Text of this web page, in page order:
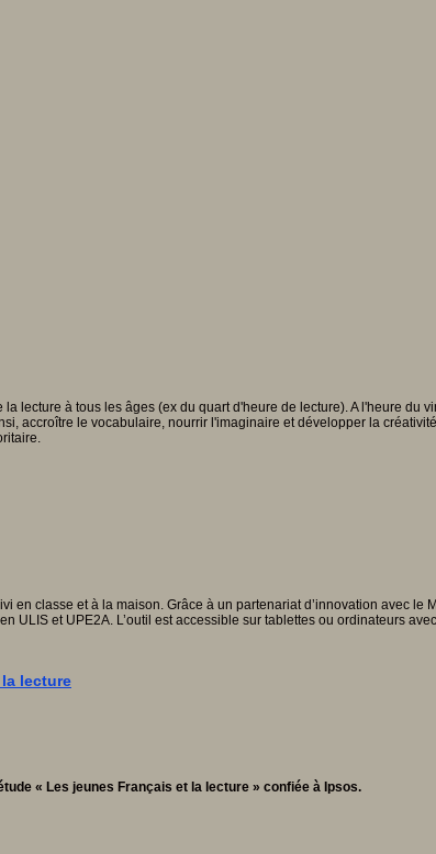
lecture à tous les âges (ex du quart d'heure de lecture). A l'heure du
accroître le vocabulaire, nourrir l'imaginaire et développer la
classe et à la maison. Grâce à un partenariat d’innovation avec
et UPE2A. L’outil est accessible sur tablettes ou ordinateurs
lecture
« Les jeunes Français et la lecture » confiée à Ipsos.